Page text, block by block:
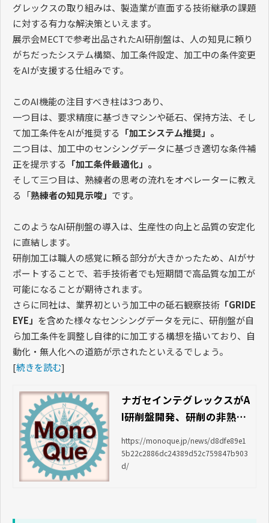
グレックスの取り組みは、製造業が直面する技術継承の課題
に対する有力な解決策といえます。
展示会MECTで参考出品されたAI研削盤は、人の知見に頼り
がちだったシステム構築、加工条件設定、加工中の条件変更
をAIが支援する仕組みです。
このAI機能の注目すべき柱は3つあり、
一つ目は、要求精度に基づきマシンや砥石、保持方法、そし
て加工条件をAIが推奨する 「加工システム推奨」。
二つ目は、加工中のセンシングデータに基づき適切な条件補
正を提示する 「加工条件最適化」。
そして三つ目は、熟練者の思考の流れをオペレーターに教え
る「熟練者の知見示唆」 です。
このようなAI研削盤の導入は、生産性の向上と品質の安定化
に直結します。
研削加工は職人の感覚に頼る部分が大きかったため、AIがサ
ポートすることで、若手技術者でも短期間で高品質な加工が
可能になることが期待されます。
さらに同社は、業界初という加工中の砥石観察技術 「GRIDE
EYE」 を含めた様々なセンシングデータを元に、研削盤が自
ら加工条件を調整し自律的に加工する構想を描いており、自
動化・無人化への道筋が示されたといえるでしょう。
[続きを読む]
ナガセインテグレックスがA
I研削盤開発、研削の非熟練
＜モノクエ＞
https://monoque.jp/news/d8dfe89e1
5b22c2886dc24389d52c759847b903
d/